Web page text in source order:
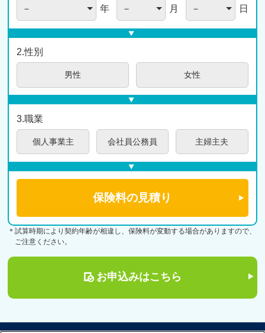
年 月 日
2.性別
男性 女性
3.職業
個人事業主 会社員公務員 主婦主夫
＊試算時期により契約年齢が相違し、保険料が変動する場合がありますので、
ご注意ください。
お申込みはこちら